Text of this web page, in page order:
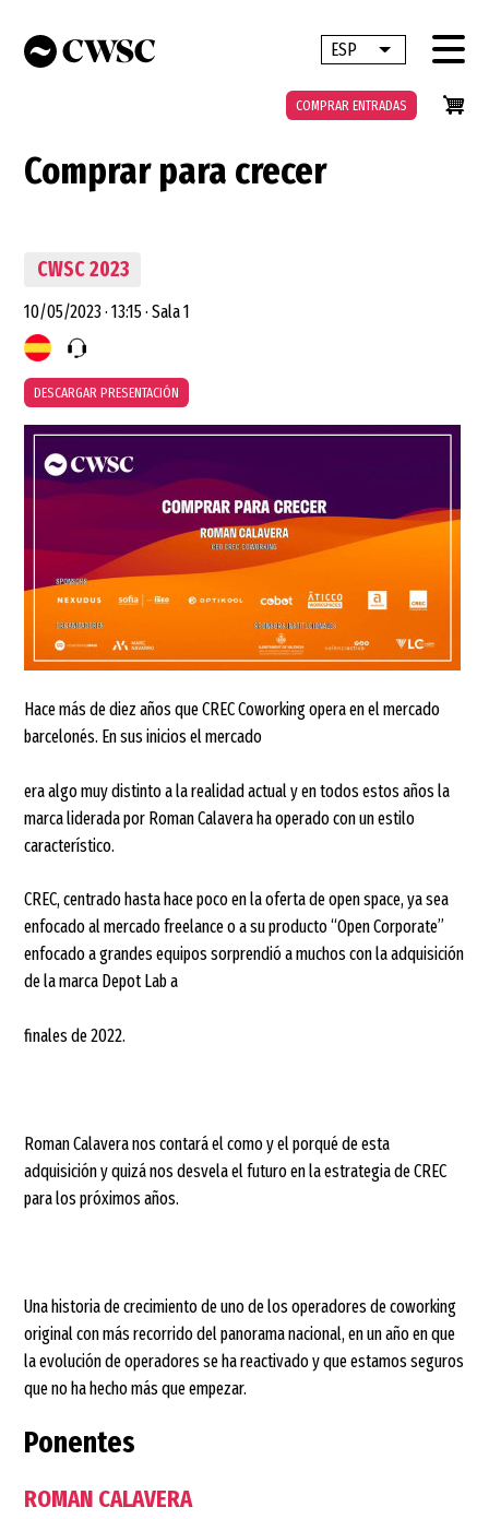
contenido
ESP Lista adicional
COMPRAR ENTRADAS
Comprar para crecer
CWSC 2023
10/05/2023· 13:15· Sala 1
DESCARGAR PRESENTACIÓN
Hace más de diez años que CREC Coworking opera en el mercado
barcelonés. En sus inicios el mercado
era algo muy distinto a la realidad actual y en todos estos años la
marca liderada por Roman Calavera ha operado con un estilo
característico.
CREC, centrado hasta hace poco en la oferta de open space, ya sea
enfocado al mercado freelance o a su producto “Open Corporate”
enfocado a grandes equipos sorprendió a muchos con la adquisición
de la marca Depot Lab a
finales de 2022.
Roman Calavera nos contará el como y el porqué de esta
adquisición y quizá nos desvela el futuro en la estrategia de CREC
para los próximos años.
Una historia de crecimiento de uno de los operadores de coworking
original con más recorrido del panorama nacional, en un año en que
la evolución de operadores se ha reactivado y que estamos seguros
que no ha hecho más que empezar.
Ponentes
ROMAN CALAVERA